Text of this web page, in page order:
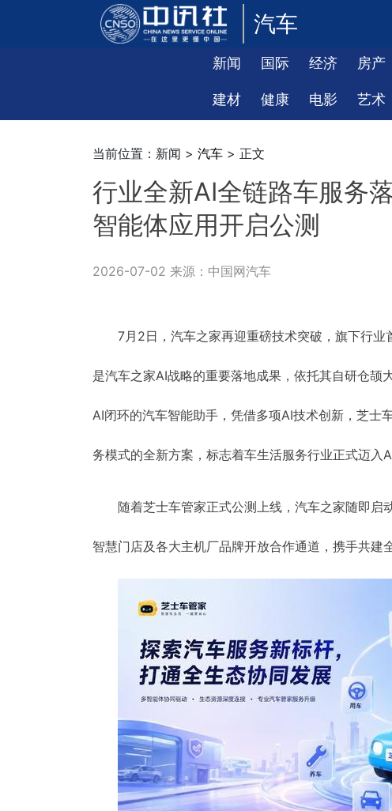
汽车
新闻 国际 经济 房产
建材 健康 电影 艺术
当前位置：新闻 > 汽车 > 正文
行业全新AI全链路车服务
智能体应用开启公测
2026-07-02 来源：中国网汽车
7月2日，汽车之家再迎重磅技术突破，旗下行
是汽车之家AI战略的重要落地成果，依托其自研仓
AI闭环的汽车智能助手，凭借多项AI技术创新，芝士
务模式的全新方案，标志着车生活服务行业正式迈入
随着芝士车管家正式公测上线，汽车之家随即
智慧门店及各大主机厂品牌开放合作通道，携手共建